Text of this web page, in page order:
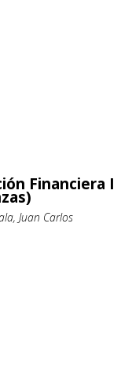
Financiera I
Juan Carlos